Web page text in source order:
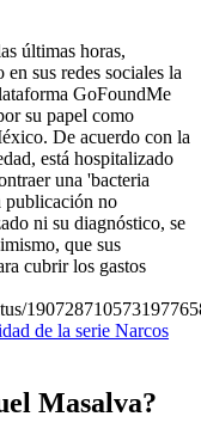
últimas horas,
sus redes sociales la
GoFoundMe
su papel como
De acuerdo con la
está hospitalizado
una 'bacteria
publicación no
ni su diagnóstico, se
que sus
cubrir los gastos
de la serie Narcos
Masalva?